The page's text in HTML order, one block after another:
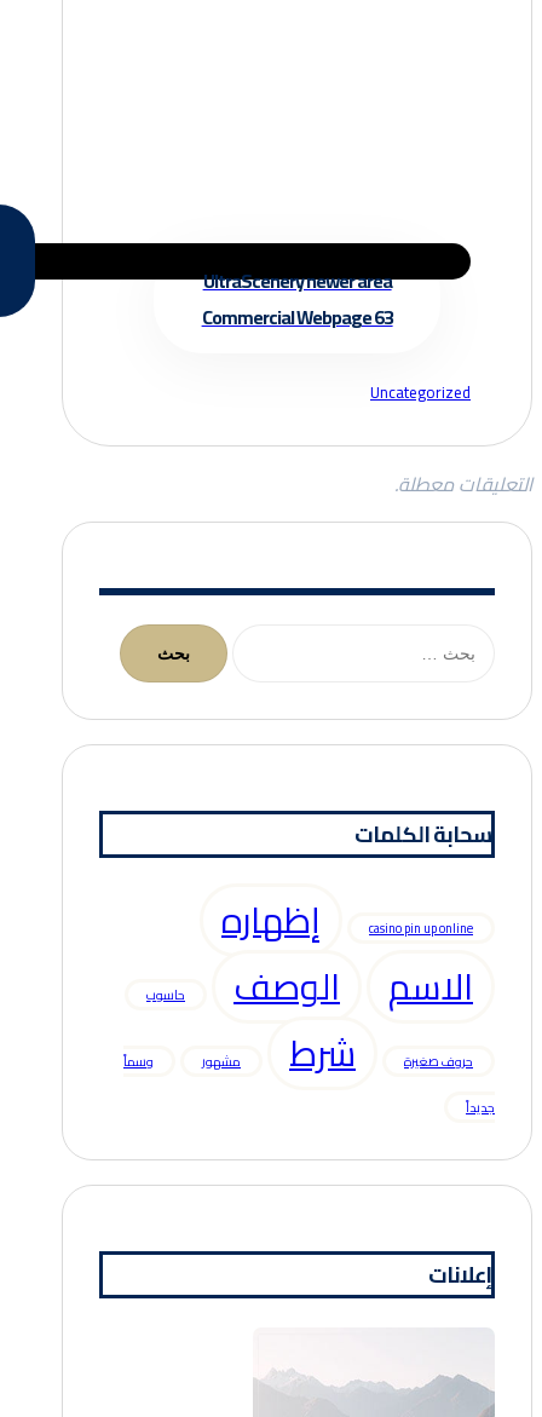
UltraScenery newer area
Commercial Webpage 63
Uncategorized
التعليقات معطلة.
سحابة الكلمات
casino pin up online
إظهاره
الاسم
الوصف حاسوب
حروف صغيرة شرط مشهور
وسماً
جديداً
إعلانات